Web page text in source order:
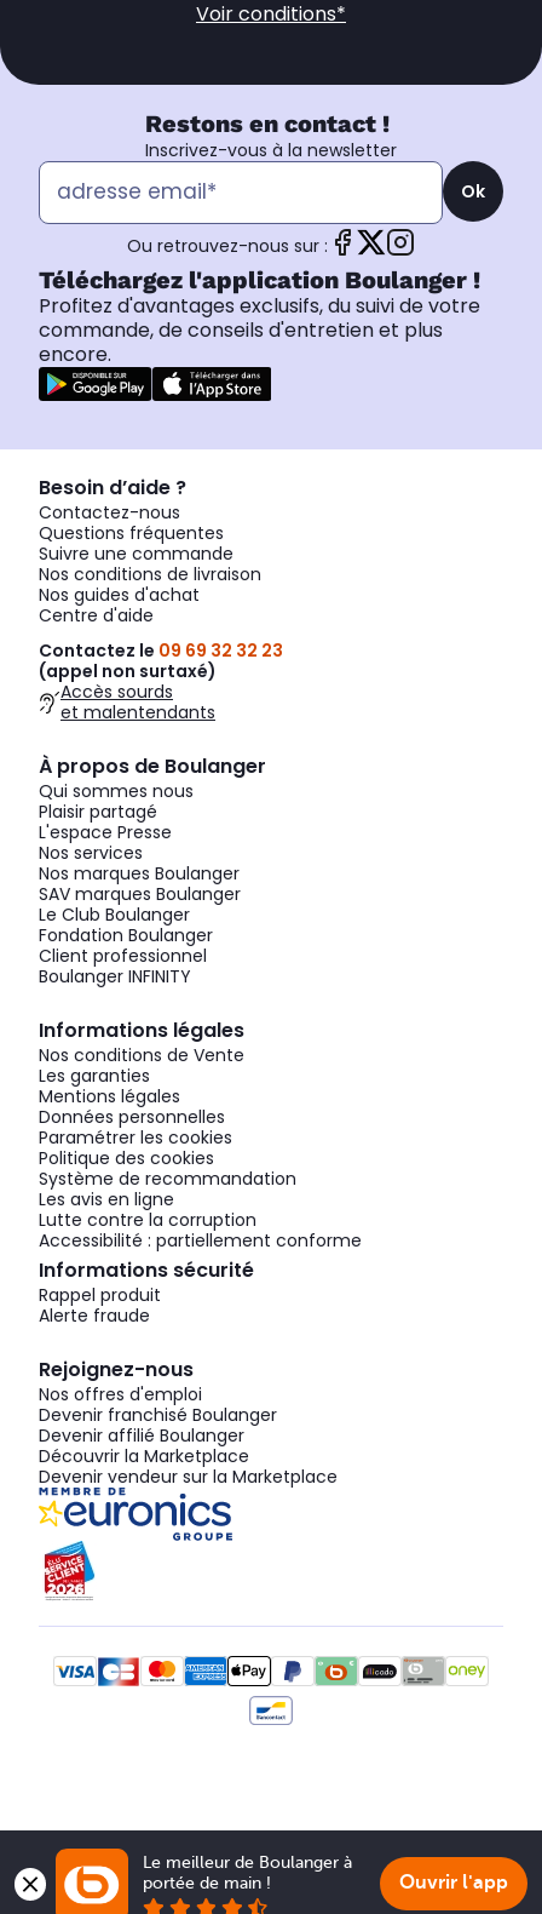
Voir conditions*
Restons en contact !
Inscrivez-vous à la newsletter
Ok
Ou retrouvez-nous sur :
Téléchargez l'application Boulanger !
Profitez d'avantages exclusifs, du suivi de votre
commande, de conseils d'entretien et plus
encore.
Besoin d’aide ?
Contactez-nous
Questions fréquentes
Suivre une commande
Nos conditions de livraison
Nos guides d'achat
Centre d'aide
Contactez le 09 69 32 32 23
(appel non surtaxé)
Accès sourds
et malentendants
À propos de Boulanger
Qui sommes nous
Plaisir partagé
L'espace Presse
Nos services
Nos marques Boulanger
SAV marques Boulanger
Le Club Boulanger
Fondation Boulanger
Client professionnel
Boulanger INFINITY
Informations légales
Nos conditions de Vente
Les garanties
Mentions légales
Données personnelles
Paramétrer les cookies
Politique des cookies
Système de recommandation
Les avis en ligne
Lutte contre la corruption
Accessibilité : partiellement conforme
Informations sécurité
Rappel produit
Alerte fraude
Rejoignez-nous
Nos offres d'emploi
Devenir franchisé Boulanger
Devenir affilié Boulanger
Découvrir la Marketplace
Devenir vendeur sur la Marketplace
Le meilleur de Boulanger à
portée de main !
Ouvrir l'app